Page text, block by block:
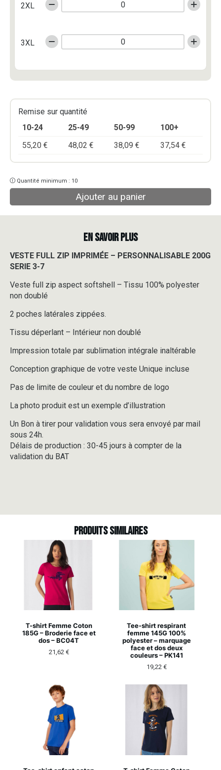
2XL
3XL
Remise sur quantité
10-24
25-49 50-99
100+
55,20 € 48,02 € 38,09 € 37,54 €
Quantité minimum : 10
Ajouter au panier
EN SAVOIR PLUS
VESTE FULL ZIP IMPRIMÉE – PERSONNALISABLE 200G
SERIE 3-7
Veste full zip aspect softshell – Tissu 100% polyester
non doublé
2 poches latérales zippées.
Tissu déperlant – Intérieur non doublé
Impression totale par sublimation intégrale inaltérable
Conception graphique de votre veste Unique incluse
Pas de limite de couleur et du nombre de logo
La photo produit est un exemple d’illustration
Un Bon à tirer pour validation vous sera envoyé par mail
sous 24h.
Délais de production : 30-45 jours à compter de la
validation du BAT
Produits similaires
T-shirt Femme Coton
185G – Broderie face et
dos – BC04T
21,62 €
Tee-shirt respirant
femme 145G 100%
polyester – marquage
face et dos deux
couleurs – PK141
19,22 €